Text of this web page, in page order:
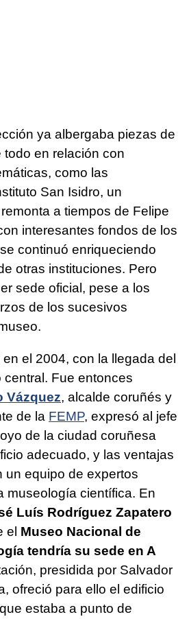
ya albergaba piezas de
todo en relación con
como las
San Isidro, un
a tiempos de Felipe
interesantes fondos de los
continuó enriqueciendo
otras instituciones. Pero
sede oficial, pese a los
de los sucesivos
el 2004, con la llegada del
central. Fue entonces
Vázquez, alcalde coruñés y
de la FEMP, expresó al jefe
de la ciudad coruñesa
adecuado, y las ventajas
un equipo de expertos
museología científica. En
Luís Rodríguez Zapatero
el Museo Nacional de
tendría su sede en A
presidida por Salvador
ofreció para ello el edificio
estaba a punto de